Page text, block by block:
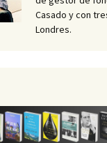
Casado y con
Londres.